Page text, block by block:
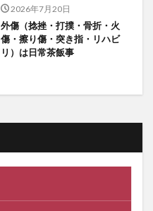
2026年7月20日
外傷（捻挫・打撲・骨折・火
傷・擦り傷・突き指・リハビ
リ）は日常茶飯事